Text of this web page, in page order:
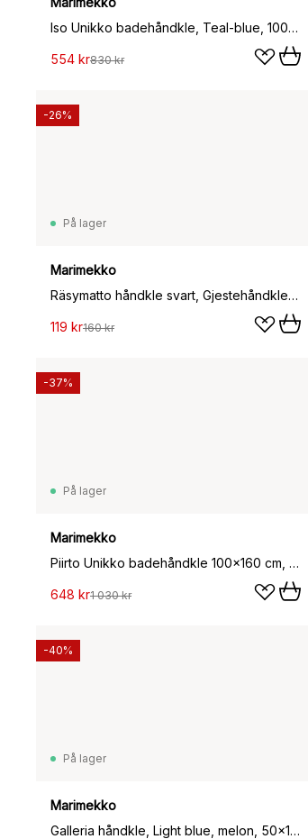
Iso Unikko badehåndkle, Teal-blue, 100x180 cm
554 kr830 kr
På lager
Marimekko
Räsymatto håndkle svart, Gjestehåndkle 30x50 cm
119 kr160 kr
-26%
På lager
Marimekko
Piirto Unikko badehåndkle 100x160 cm, Beige
648 kr1 030 kr
-37%
På lager
Marimekko
Galleria håndkle, Light blue, melon, 50x100 cm
-40%